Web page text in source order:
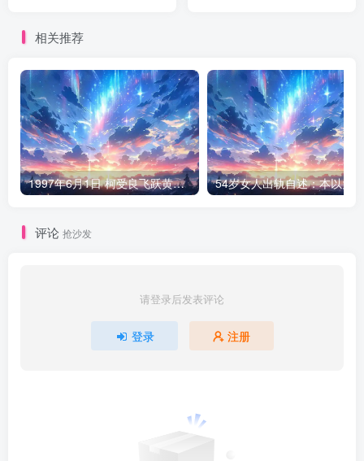
相关推荐
1997年6月1日 柯受良飞跃黄河现场
评论 抢沙发
请登录后发表评论
登录 注册